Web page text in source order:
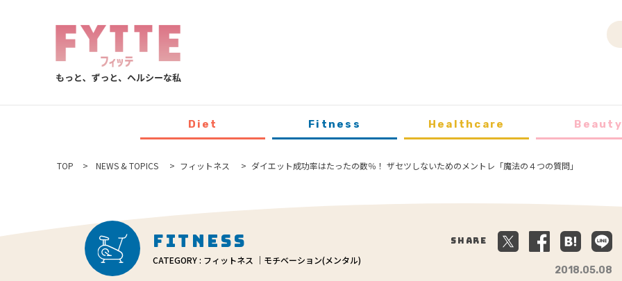
Diet Fitness Healthcare Beauty
TOP NEWS & TOPICS フィットネス ダイエット成功率はたったの数％！ ザセツしないためのメントレ「魔法の４つの質問」
Fitness
CATEGORY : フィットネス ｜モチベーション(メンタル)
2018.05.08
Share